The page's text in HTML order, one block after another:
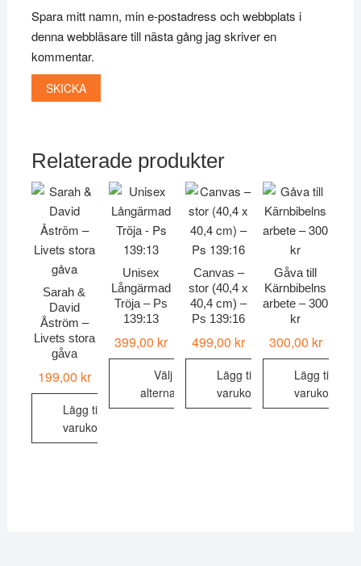
Spara mitt namn, min e-postadress och webbplats i
denna webbläsare till nästa gång jag skriver en
kommentar.
Relaterade produkter
Sarah &
David
Åström –
Livets stora
gåva
199,00 kr
Lägg till i
varukorg
Unisex
Långärmad
Tröja – Ps
139:13
399,00 kr
Välj
alternativ
Canvas –
stor (40,4 x
40,4 cm) –
Ps 139:16
499,00 kr
Lägg till i
varukorg
Gåva till
Kärnbibelns
arbete – 300
kr
300,00 kr
Lägg till i
varukorg